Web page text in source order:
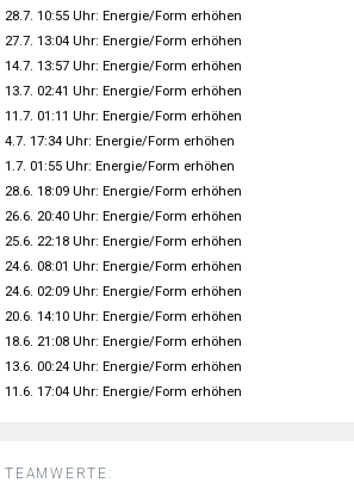
TEAMWERTE:
28.7. 10:55 Uhr: Energie/Form erhöhen
27.7. 13:04 Uhr: Energie/Form erhöhen
14.7. 13:57 Uhr: Energie/Form erhöhen
13.7. 02:41 Uhr: Energie/Form erhöhen
11.7. 01:11 Uhr: Energie/Form erhöhen
4.7. 17:34 Uhr: Energie/Form erhöhen
1.7. 01:55 Uhr: Energie/Form erhöhen
28.6. 18:09 Uhr: Energie/Form erhöhen
26.6. 20:40 Uhr: Energie/Form erhöhen
25.6. 22:18 Uhr: Energie/Form erhöhen
24.6. 08:01 Uhr: Energie/Form erhöhen
24.6. 02:09 Uhr: Energie/Form erhöhen
20.6. 14:10 Uhr: Energie/Form erhöhen
18.6. 21:08 Uhr: Energie/Form erhöhen
13.6. 00:24 Uhr: Energie/Form erhöhen
11.6. 17:04 Uhr: Energie/Form erhöhen